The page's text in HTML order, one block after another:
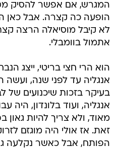
המגרש, אם אפשר להסיק
הופעה כה קצרה. אבל כאן
לא קיבל מוסיאלה הרצה
אתמול בוומבלי.
הוא הרי חצי בריטי, ייצג
אנגליה עד לפני שנה,
בעיקר בזכות שיכנועים של
אנגליה, ועוד בלונדון, היה
מאוד, ולא צריך להיות גאון
זאת. אז אולי היה מוגזם
הפותח, אבל כאשר נקלעה